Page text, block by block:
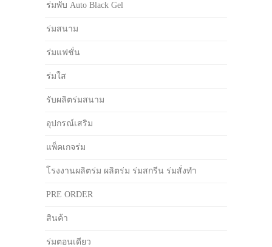
ร่มพับ Auto Black Gel
ร่มสนาม
ร่มแฟชั่น
ร่มใส
รับผลิตร่มสนาม
อุปกรณ์เสริม
แพ็คเกจร่ม
โรงงานผลิตร่ม ผลิตร่ม ร่มสกรีน ร่มสั่งทำ
PRE ORDER
สินค้า
ร่มตอนเดียว